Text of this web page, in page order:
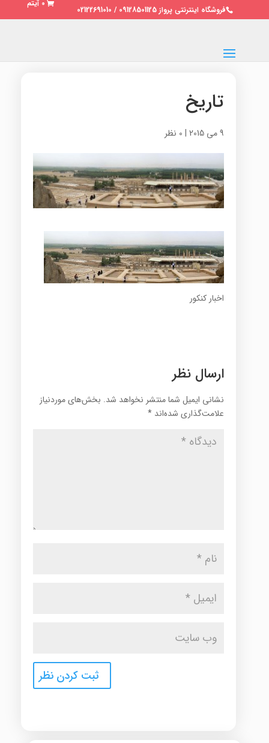
فروشگاه اینترنتی پرواز 09128501125 / 02122691010
0 آیتم
تاریخ
9 می 2015 | 0 نظر
اخبار کنکور
ارسال نظر
نشانی ایمیل شما منتشر نخواهد شد. بخش‌های موردنیاز
علامت‌گذاری شده‌اند *